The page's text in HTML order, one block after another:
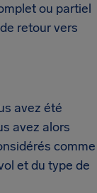
ou partiel
retour vers
avez été
avez alors
comme
et du type de